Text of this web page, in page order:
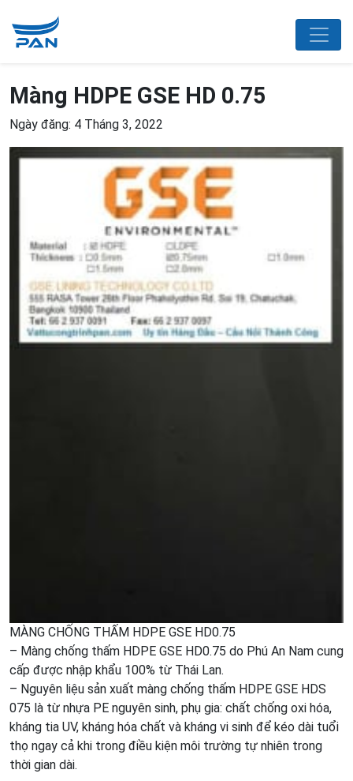
Màng HDPE GSE HD 0.75
Ngày đăng: 4 Tháng 3, 2022
MÀNG CHỐNG THẤM HDPE GSE HD0.75
– Màng chống thấm HDPE GSE HD0.75 do Phú An Nam cung
cấp được nhập khẩu 100% từ Thái Lan.
– Nguyên liệu sản xuất màng chống thấm HDPE GSE HDS
075 là từ nhựa PE nguyên sinh, phụ gia: chất chống oxi hóa,
kháng tia UV, kháng hóa chất và kháng vi sinh để kéo dài tuổi
thọ ngay cả khi trong điều kiện môi trường tự nhiên trong
thời gian dài.